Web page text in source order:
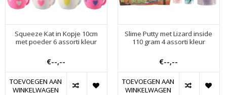
Squeeze Kat in Kopje 10cm
met poeder 6 assorti kleur
€--,--
TOEVOEGEN AAN
WINKELWAGEN
Slime Putty met Lizard inside
110 gram 4 assorti kleur
€--,--
TOEVOEGEN AAN
WINKELWAGEN